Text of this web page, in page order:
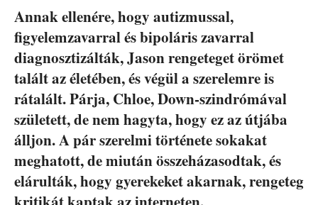
Annak ellenére, hogy autizmussal,
figyelemzavarral és bipoláris zavarral
diagnosztizálták, Jason rengeteget örömet
talált az életében, és végül a szerelemre is
rátalált. Párja, Chloe, Down-szindrómával
született, de nem hagyta, hogy ez az útjába
álljon. A pár szerelmi története sokakat
meghatott, de miután összeházasodtak, és
elárulták, hogy gyerekeket akarnak, rengeteg